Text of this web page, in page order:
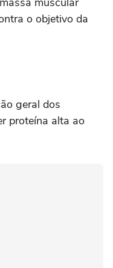
o objetivo da
geral dos
proteína alta ao